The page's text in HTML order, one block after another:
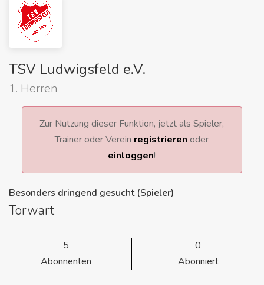
TSV Ludwigsfeld e.V.
1. Herren
Zur Nutzung dieser Funktion, jetzt als Spieler,
Trainer oder Verein registrieren oder
einloggen!
Besonders dringend gesucht (Spieler)
Torwart
5
Abonnenten
0
Abonniert